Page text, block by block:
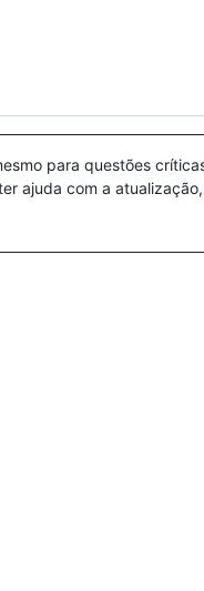
para questões
ajuda com a atualização,